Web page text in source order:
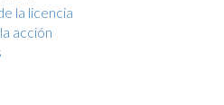
la licencia
acción